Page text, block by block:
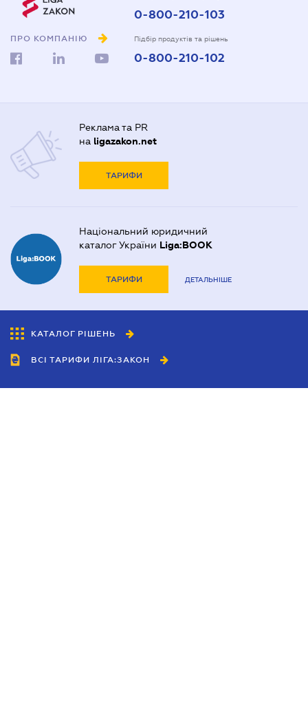
ПРО КОМПАНІЮ
0-800-210-103
Підбір продуктів та рішень
0-800-210-102
Реклама та PR
на ligazakon.net
ТАРИФИ
Національний юридичний
каталог України Liga:BOOK
ТАРИФИ ДЕТАЛЬНІШЕ
КАТАЛОГ РІШЕНЬ
ВСІ ТАРИФИ ЛІГА:ЗАКОН